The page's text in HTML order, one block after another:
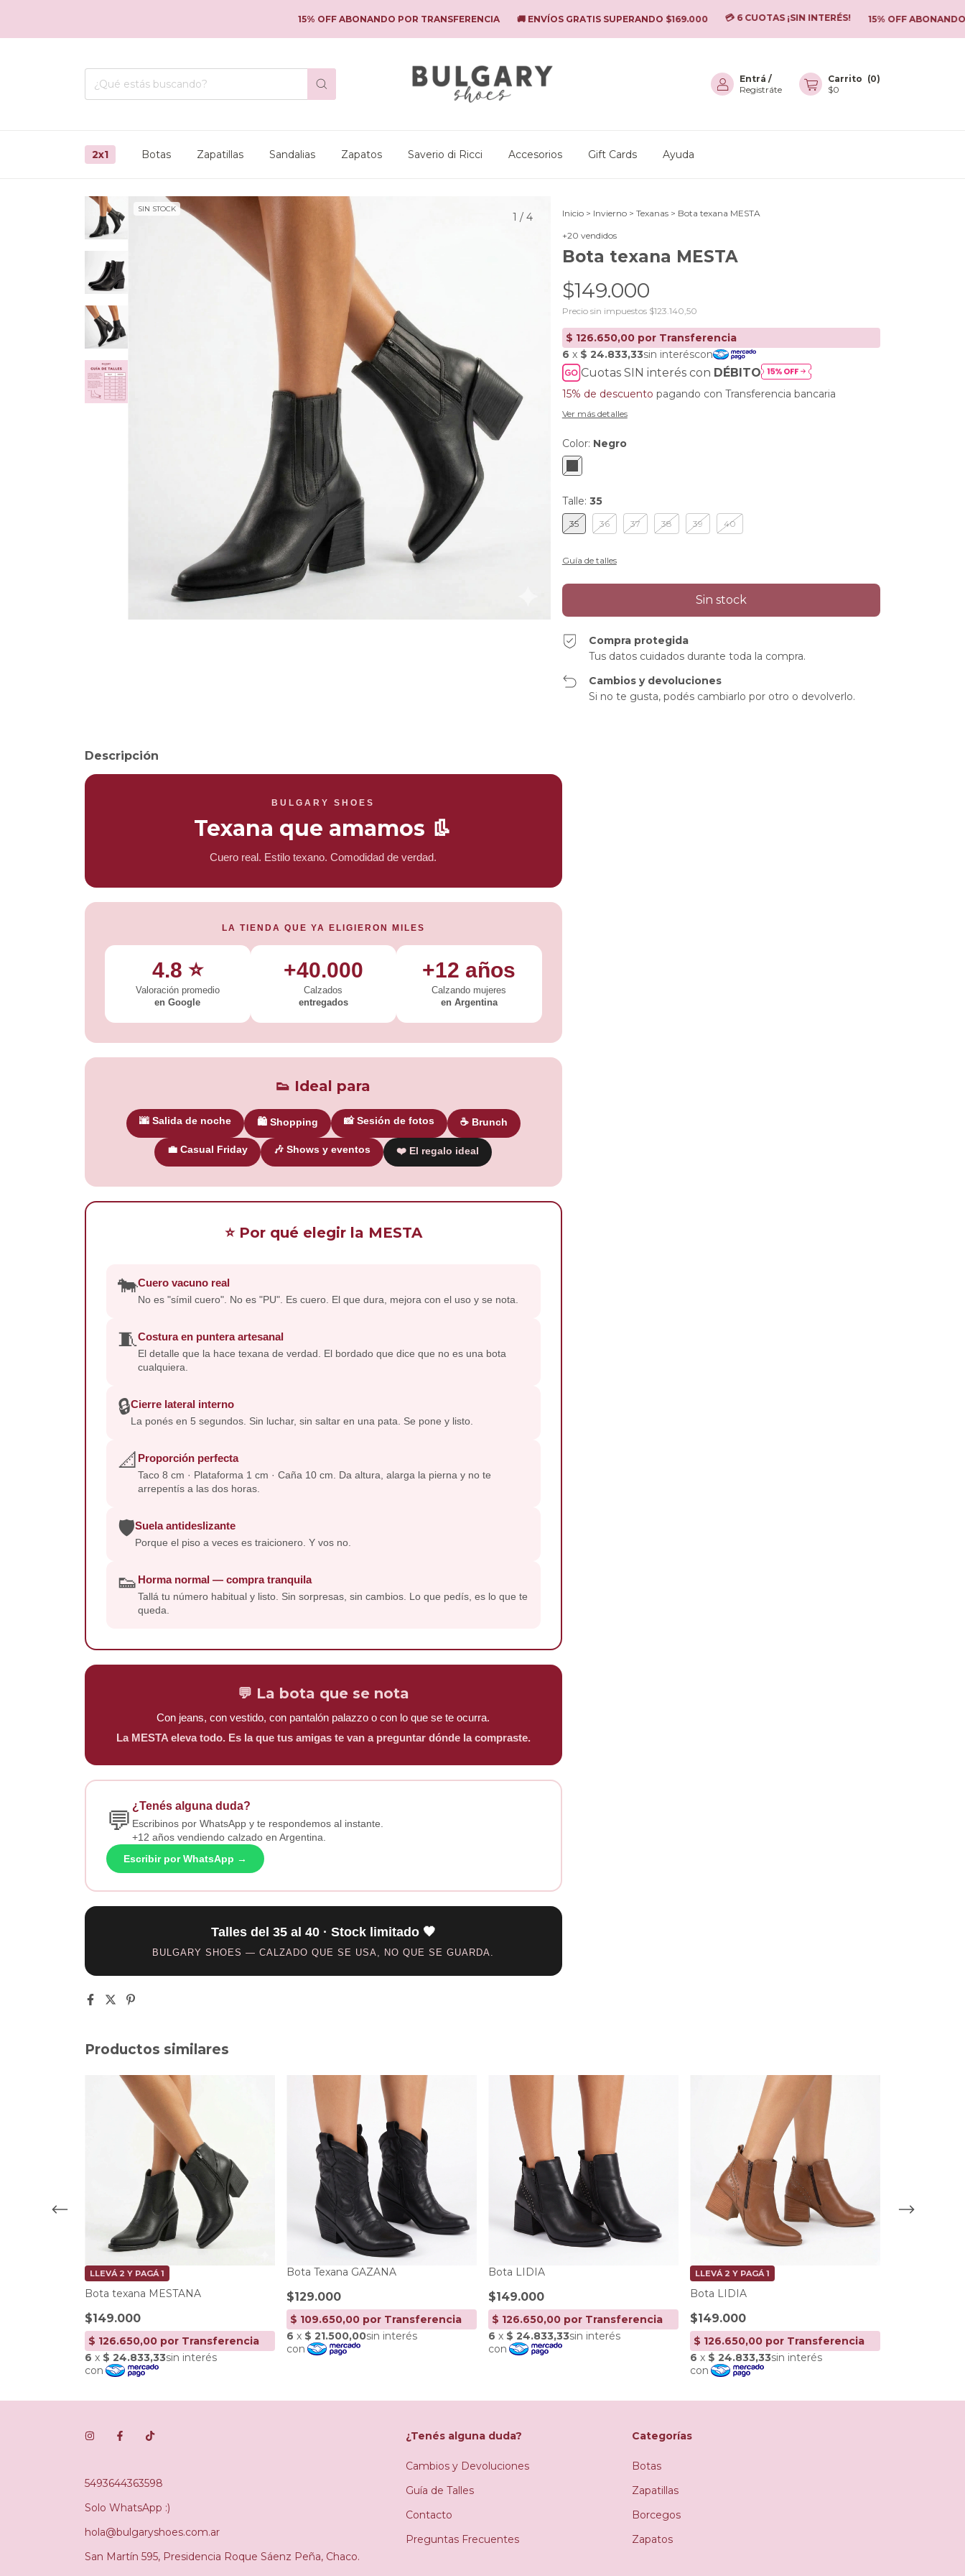
15% OFF ABONANDO POR TRANSFERENCIA 🚚 ENVÍOS GRATIS SUPERANDO $169.000 💳 6 CUOTAS ¡SIN INTERÉS! 15% OFF ABONANDO POR
Entrá /
Registráte
Carrito (0)
$0
2x1 Botas Zapatillas Sandalias Zapatos Saverio di Ricci Accesorios Gift Cards Ayuda
SIN STOCK
1 / 4 Inicio > Invierno > Texanas > Bota texana MESTA
+20 vendidos
Bota texana MESTA
$149.000
Precio sin impuestos $123.140,50
Cuotas SIN interés con DÉBITO
15% de descuento pagando con Transferencia bancaria
Ver más detalles
Color: Negro
Talle: 35
35 36 37 38 39 40
Guía de talles
Compra protegida
Tus datos cuidados durante toda la compra.
Cambios y devoluciones
Si no te gusta, podés cambiarlo por otro o devolverlo.
Descripción
BULGARY SHOES
Texana que amamos 👢
Cuero real. Estilo texano. Comodidad de verdad.
LA TIENDA QUE YA ELIGIERON MILES
4.8 ⭐
Valoración promedio
en Google
+40.000
Calzados
entregados
+12 años
Calzando mujeres
en Argentina
👟 Ideal para
🌆 Salida de noche 🛍️ Shopping 📸 Sesión de fotos ☕ Brunch
💼 Casual Friday 🎶 Shows y eventos ❤️ El regalo ideal
⭐ Por qué elegir la MESTA
🐄Cuero vacuno real
No es "símil cuero". No es "PU". Es cuero. El que dura, mejora con el uso y se nota.
🧵Costura en puntera artesanal
El detalle que la hace texana de verdad. El bordado que dice que no es una bota
cualquiera.
🔒Cierre lateral interno
La ponés en 5 segundos. Sin luchar, sin saltar en una pata. Se pone y listo.
📐 Proporción perfecta
Taco 8 cm · Plataforma 1 cm · Caña 10 cm. Da altura, alarga la pierna y no te
arrepentís a las dos horas.
🛡️Suela antideslizante
Porque el piso a veces es traicionero. Y vos no.
👟 Horma normal — compra tranquila
Tallá tu número habitual y listo. Sin sorpresas, sin cambios. Lo que pedís, es lo que te
queda.
💬 La bota que se nota
Con jeans, con vestido, con pantalón palazzo o con lo que se te ocurra.
La MESTA eleva todo. Es la que tus amigas te van a preguntar dónde la compraste.
💬
¿Tenés alguna duda?
Escribinos por WhatsApp y te respondemos al instante.
+12 años vendiendo calzado en Argentina.
Escribir por WhatsApp →
Talles del 35 al 40 · Stock limitado 🖤
BULGARY SHOES — CALZADO QUE SE USA, NO QUE SE GUARDA.
Productos similares
Bota texana MESTANA
$149.000
LLEVÁ 2 Y PAGÁ 1 Bota Texana GAZANA
$129.000
Bota LIDIA
$149.000 Bota LIDIA
$149.000
LLEVÁ 2 Y PAGÁ 1
5493644363598
Solo WhatsApp :)
hola@bulgaryshoes.com.ar
San Martín 595, Presidencia Roque Sáenz Peña, Chaco.
¿Tenés alguna duda?
Cambios y Devoluciones
Guía de Talles
Contacto
Preguntas Frecuentes
Categorías
Botas
Zapatillas
Borcegos
Zapatos